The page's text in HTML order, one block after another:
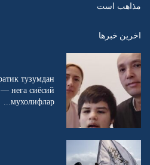
مذاهب است
اخرین خبرها
тузумдан
нега сиёсий
мухолифлар...